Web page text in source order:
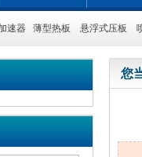
速器 薄型热板 悬浮式压板
您